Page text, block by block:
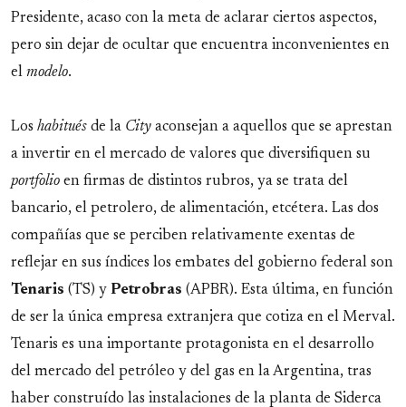
Presidente, acaso con la meta de aclarar ciertos aspectos,
pero sin dejar de ocultar que encuentra inconvenientes en
el modelo.
Los habitués de la City aconsejan a aquellos que se aprestan
a invertir en el mercado de valores que diversifiquen su
portfolio en firmas de distintos rubros, ya se trata del
bancario, el petrolero, de alimentación, etcétera. Las dos
compañías que se perciben relativamente exentas de
reflejar en sus índices los embates del gobierno federal son
Tenaris (TS) y Petrobras (APBR). Esta última, en función
de ser la única empresa extranjera que cotiza en el Merval.
Tenaris es una importante protagonista en el desarrollo
del mercado del petróleo y del gas en la Argentina, tras
haber construído las instalaciones de la planta de Siderca